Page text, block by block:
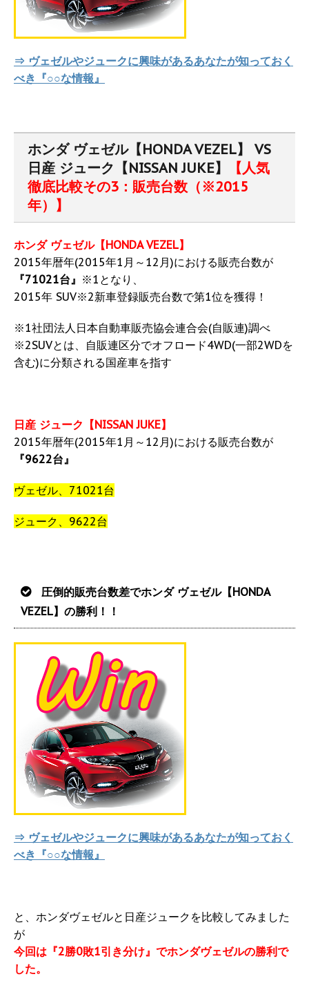
⇒ ヴェゼルやジュークに興味があるあなたが知っておく
べき『○○な情報』
ホンダ ヴェゼル【HONDA VEZEL】 VS
日産 ジューク【NISSAN JUKE】
【人気
徹底比較その3：販売台数（※2015
年）】
ホンダ ヴェゼル【HONDA VEZEL】
2015年暦年(2015年1月～12月)における販売台数が
『71021台』 ※1となり、
2015年 SUV※2新車登録販売台数で第1位を獲得！
※1社団法人日本自動車販売協会連合会(自販連)調べ
※2SUVとは、自販連区分でオフロード4WD(一部2WDを
含む)に分類される国産車を指す
日産 ジューク【NISSAN JUKE】
2015年暦年(2015年1月～12月)における販売台数が
『9622台』
ヴェゼル、71021台
ジューク、9622台
圧倒的販売台数差でホンダ ヴェゼル【HONDA
VEZEL】の勝利！！
⇒ ヴェゼルやジュークに興味があるあなたが知っておく
べき『○○な情報』
と、ホンダヴェゼルと日産ジュークを比較してみました
が
今回は『2勝0敗1引き分け』でホンダヴェゼルの勝利で
した。